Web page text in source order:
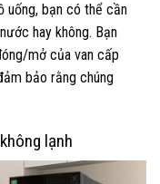
uống, bạn có thể cần
hay không. Bạn
mở của van cấp
bảo rằng chúng
lạnh